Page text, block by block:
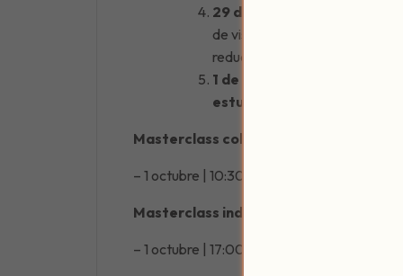
29 de septiembre a las
de visión. Con Juan Manuel
reducido. Evento gratuito
1 de octubre a las 10:30 am:
estudiantes de música de
Masterclass colectiva | 45 €
– 1 octubre | 10:30 a 14:30h
Masterclass individual (horario de
– 1 octubre | 17:00 a 21:00h